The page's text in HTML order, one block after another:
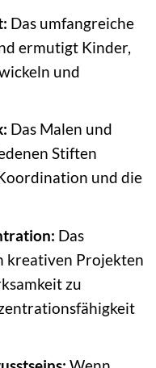
Das umfangreiche
ermutigt Kinder,
und
Das Malen und
Stiften
und die
Das
kreativen Projekten
zu